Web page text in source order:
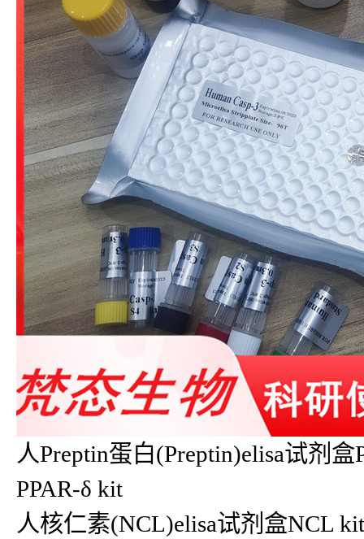
人Preptin蛋白(Preptin)elisa试剂
PPAR-δ kit
人核仁素(NCL)elisa试剂盒NCL